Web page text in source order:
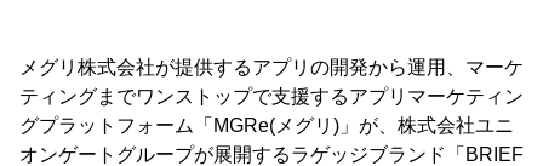
メグリ株式会社が提供するアプリの開発から運用、マーケ
ティングまでワンストップで支援するアプリマーケティン
グプラットフォーム「MGRe(メグリ)」が、株式会社ユニ
オンゲートグループが展開するラゲッジブランド「BRIEF